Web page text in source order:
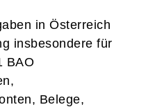
in Österreich
insbesondere für
BAO
Belege,